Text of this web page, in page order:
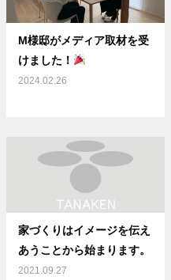
M様邸がメディア取材を受
けました！
2024.02.26
家づくりはイメージを伝え
あうことから始まります。
2021.09.27